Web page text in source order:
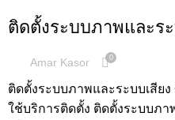
ติดตั้งระบบภาพและร
Amar Kasor 0
ติดตั้งระบบภาพและระบบเสีย
ใช้บริการติดตั้ง ติดตั้งระบบภา